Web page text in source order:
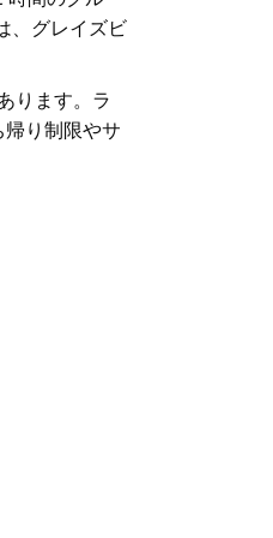
、グレイズビ
ります。ラ
り制限やサ